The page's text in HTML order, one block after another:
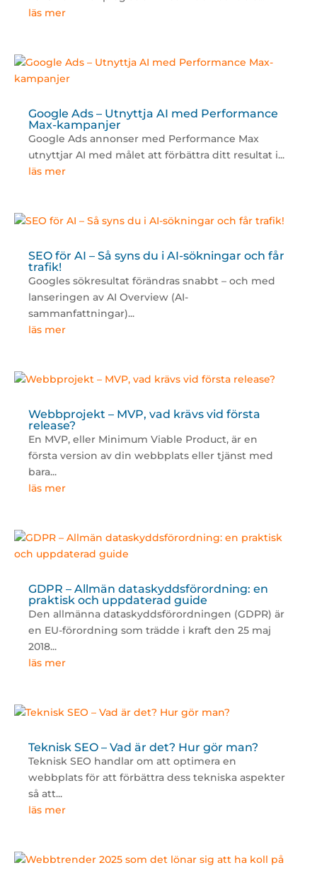
läs mer
Google Ads – Utnyttja AI med Performance
Max-kampanjer
Google Ads annonser med Performance Max
utnyttjar AI med målet att förbättra ditt resultat i...
läs mer
SEO för AI – Så syns du i AI-sökningar och får
trafik!
Googles sökresultat förändras snabbt – och med
lanseringen av AI Overview (AI-
sammanfattningar)...
läs mer
Webbprojekt – MVP, vad krävs vid första
release?
En MVP, eller Minimum Viable Product, är en
första version av din webbplats eller tjänst med
bara...
läs mer
GDPR – Allmän dataskyddsförordning: en
praktisk och uppdaterad guide
Den allmänna dataskyddsförordningen (GDPR) är
en EU-förordning som trädde i kraft den 25 maj
2018...
läs mer
Teknisk SEO – Vad är det? Hur gör man?
Teknisk SEO handlar om att optimera en
webbplats för att förbättra dess tekniska aspekter
så att...
läs mer